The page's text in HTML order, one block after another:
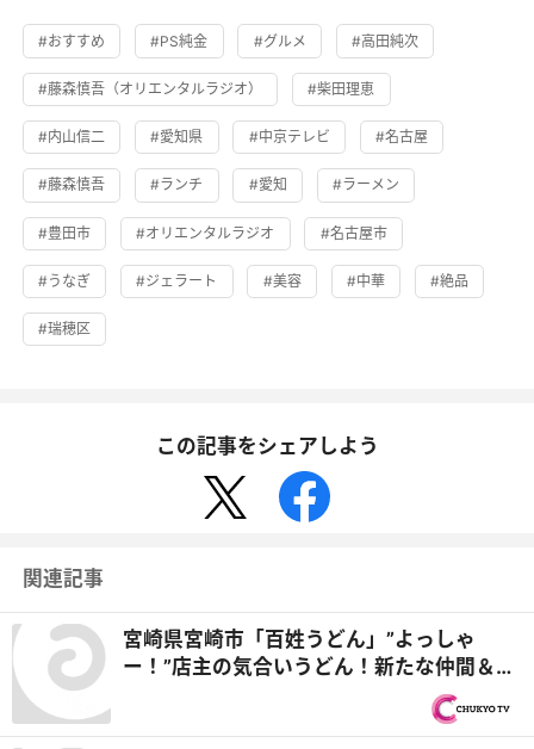
#おすすめ #PS純金 #グルメ #高田純次
#藤森慎吾（オリエンタルラジオ） #柴田理恵
#内山信二 #愛知県 #中京テレビ #名古屋
#藤森慎吾 #ランチ #愛知 #ラーメン
#豊田市 #オリエンタルラジオ #名古屋市
#うなぎ #ジェラート #美容 #中華 #絶品
#瑞穂区
この記事をシェアしよう
関連記事
宮崎県宮崎市「百姓うどん」”よっしゃ
ー！”店主の気合いうどん！新たな仲間＆元
医者バイトの卒業 『オモウマい店』